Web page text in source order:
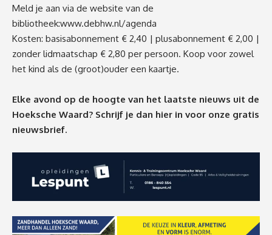
Meld je aan via de website van de
bibliotheek:www.debhw.nl/agenda
Kosten: basisabonnement € 2,40 | plusabonnement € 2,00 |
zonder lidmaatschap € 2,80 per persoon. Koop voor zowel
het kind als de (groot)ouder een kaartje.
Elke avond op de hoogte van het laatste nieuws uit de
Hoeksche Waard? Schrijf je dan hier in voor onze gratis
nieuwsbrief.